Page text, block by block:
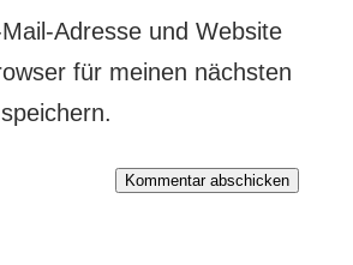
Adresse und Website
für meinen nächsten
Kommentar abschicken